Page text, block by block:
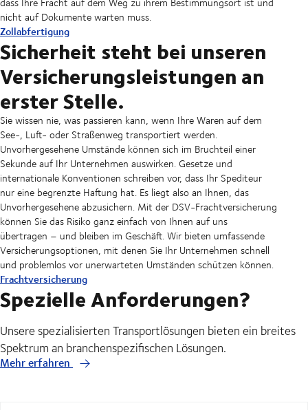
nicht auf Dokumente warten muss.
Zollabfertigung
Sicherheit steht bei unseren
Versicherungsleistungen an
erster Stelle.
Sie wissen nie, was passieren kann, wenn Ihre Waren auf dem
See-, Luft- oder Straßenweg transportiert werden.
Unvorhergesehene Umstände können sich im Bruchteil einer
Sekunde auf Ihr Unternehmen auswirken. Gesetze und
internationale Konventionen schreiben vor, dass Ihr Spediteur
nur eine begrenzte Haftung hat. Es liegt also an Ihnen, das
Unvorhergesehene abzusichern. Mit der DSV-Frachtversicherung
können Sie das Risiko ganz einfach von Ihnen auf uns
übertragen – und bleiben im Geschäft. Wir bieten umfassende
Versicherungsoptionen, mit denen Sie Ihr Unternehmen schnell
und problemlos vor unerwarteten Umständen schützen können.
Frachtversicherung
Spezielle Anforderungen?
Unsere spezialisierten Transportlösungen bieten ein breites
Spektrum an branchenspezifischen Lösungen.
Mehr erfahren